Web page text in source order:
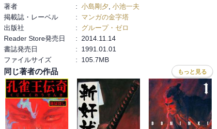
著者
: 小島剛夕 小池一夫
掲載誌・レーベル
:
マンガの金字塔
出版社
:
グループ・ゼロ
Reader Store発売日
:
2014.11.14
書誌発売日
:
1991.01.01
ファイルサイズ
: 105.7MB
同じ著者の作品 もっと見る